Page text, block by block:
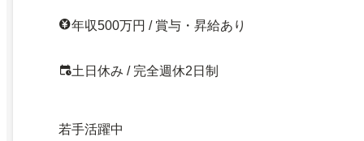
年収500万円 / 賞与・昇給あり
土日休み / 完全週休2日制
若手活躍中